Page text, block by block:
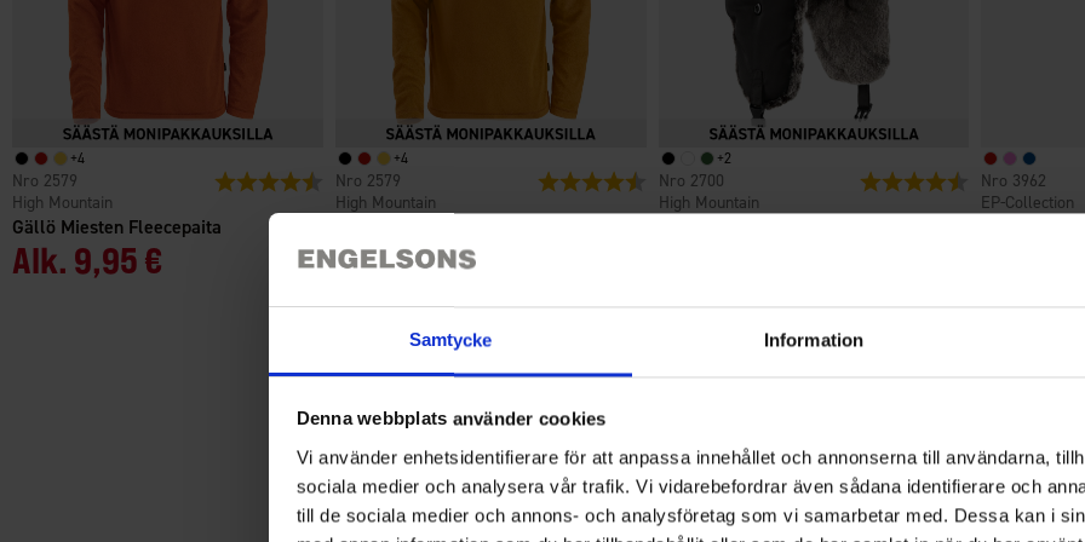
Samtycke Information
Denna webbplats använder cookies
Vi använder enhetsidentifierare för att anpassa innehållet och annonserna till användarna,
sociala medier och analysera vår trafik. Vi vidarebefordrar även sådana identifierare och
till de sociala medier och annons- och analysföretag som vi samarbetar med. Dessa kan i
+4
Gällö Miesten Fleecepaita
High Mountain
2579
Alk. 9,95 €
Arvio: 4.6 5:sta tähdestä
+4
High Mountain
2579
Alk.9,95 €
Arvio: 4.6 5:sta tähdestä
+2
High Mountain
2700 Arvio: 4.6 5:sta tähdestä
EP-Collection
3962
4.4
Arvio
4.4
5:sta
Perustuu 392 arvioon ja 145
arvosteluun